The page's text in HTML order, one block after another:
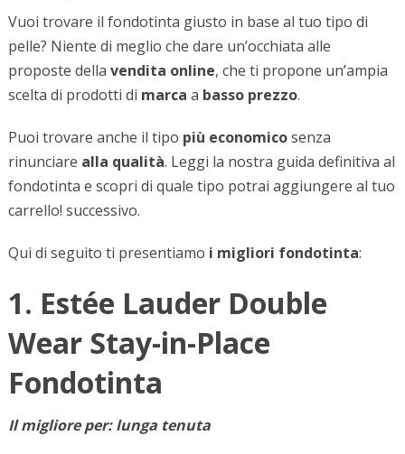
Vuoi trovare il fondotinta giusto in base al tuo tipo di
pelle? Niente di meglio che dare un’occhiata alle
proposte della vendita online, che ti propone un’ampia
scelta di prodotti di marca a basso prezzo.
Puoi trovare anche il tipo più economicosenza
rinunciare alla qualità. Leggi la nostra guida definitiva al
fondotinta e scopri di quale tipo potrai aggiungere al tuo
carrello! successivo.
Qui di seguito ti presentiamo i migliori fondotinta:
1. Estée Lauder Double
Wear Stay-in-Place
Fondotinta
Il migliore per: lunga tenuta